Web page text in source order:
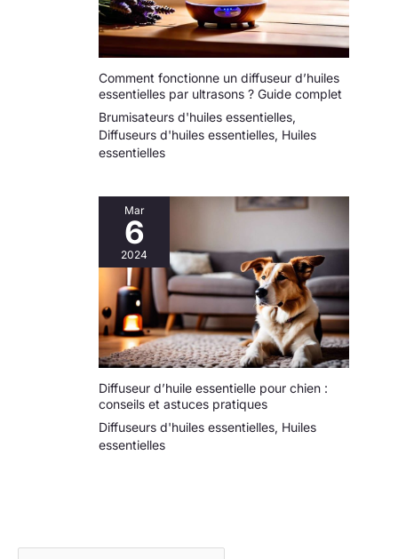
Comment fonctionne un diffuseur d’huiles
essentielles par ultrasons ? Guide complet
Brumisateurs d'huiles essentielles,
Diffuseurs d'huiles essentielles, Huiles
essentielles
Mar
6
2024
Diffuseur d’huile essentielle pour chien :
conseils et astuces pratiques
Diffuseurs d'huiles essentielles, Huiles
essentielles